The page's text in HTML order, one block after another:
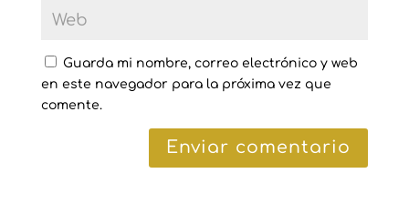
Guarda mi nombre, correo electrónico y web
en este navegador para la próxima vez que
comente.